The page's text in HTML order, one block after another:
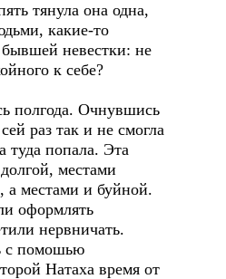
тянула она одна,
какие-то
невестки: не
к себе?
полгода. Очнувшись
раз так и не смогла
туда попала. Эта
местами
местами и буйной.
оформлять
нервничать.
с помошью
Натаха время от